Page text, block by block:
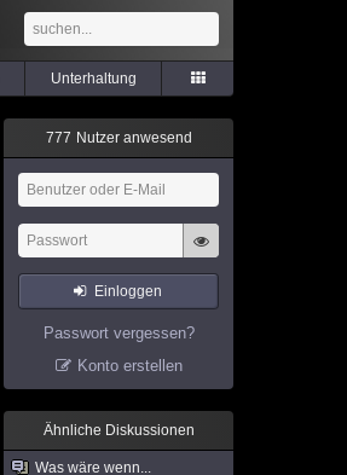
Unterhaltung
777 Nutzer anwesend
Einloggen
Passwort vergessen?
Konto erstellen
Ähnliche Diskussionen
Was wäre wenn...